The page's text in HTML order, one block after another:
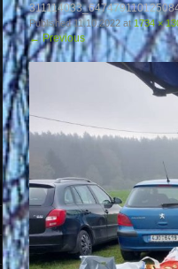
Published11.10.2022 at1734 ×
←Previous